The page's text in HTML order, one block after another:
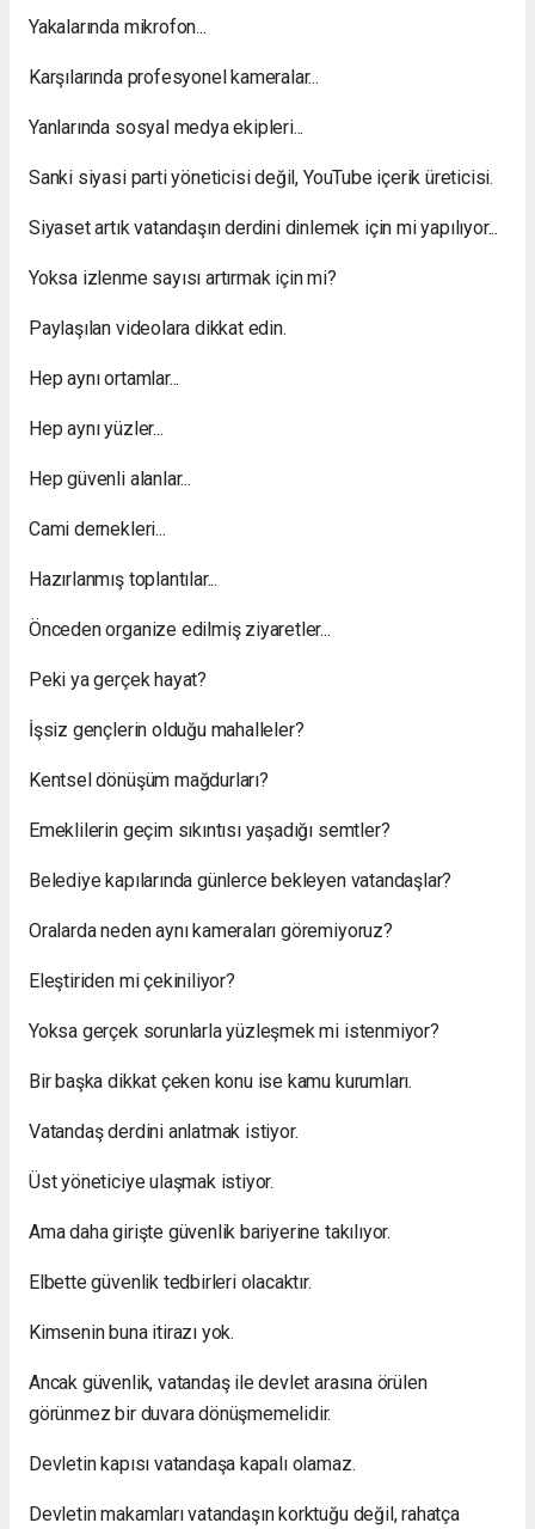
Yakalarında mikrofon...
Karşılarında profesyonel kameralar...
Yanlarında sosyal medya ekipleri...
Sanki siyasi parti yöneticisi değil, YouTube içerik üreticisi.
Siyaset artık vatandaşın derdini dinlemek için mi yapılıyor...
Yoksa izlenme sayısı artırmak için mi?
Paylaşılan videolara dikkat edin.
Hep aynı ortamlar...
Hep aynı yüzler...
Hep güvenli alanlar...
Cami dernekleri...
Hazırlanmış toplantılar...
Önceden organize edilmiş ziyaretler...
Peki ya gerçek hayat?
İşsiz gençlerin olduğu mahalleler?
Kentsel dönüşüm mağdurları?
Emeklilerin geçim sıkıntısı yaşadığı semtler?
Belediye kapılarında günlerce bekleyen vatandaşlar?
Oralarda neden aynı kameraları göremiyoruz?
Eleştiriden mi çekiniliyor?
Yoksa gerçek sorunlarla yüzleşmek mi istenmiyor?
Bir başka dikkat çeken konu ise kamu kurumları.
Vatandaş derdini anlatmak istiyor.
Üst yöneticiye ulaşmak istiyor.
Ama daha girişte güvenlik bariyerine takılıyor.
Elbette güvenlik tedbirleri olacaktır.
Kimsenin buna itirazı yok.
Ancak güvenlik, vatandaş ile devlet arasına örülen
görünmez bir duvara dönüşmemelidir.
Devletin kapısı vatandaşa kapalı olamaz.
Devletin makamları vatandaşın korktuğu değil, rahatça